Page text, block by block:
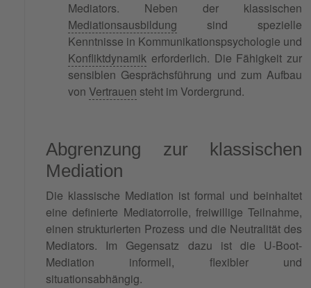
Mediators. Neben der klassischen
Mediationsausbildung sind spezielle
Kenntnisse in Kommunikationspsychologie und
Konfliktdynamik erforderlich. Die Fähigkeit zur
sensiblen Gesprächsführung und zum Aufbau
von Vertrauen steht im Vordergrund.
Abgrenzung zur klassischen
Mediation
Die klassische Mediation ist formal und beinhaltet
eine definierte Mediatorrolle, freiwillige Teilnahme,
einen strukturierten Prozess und die Neutralität des
Mediators. Im Gegensatz dazu ist die U-Boot-
Mediation informell, flexibler und
situationsabhängig.